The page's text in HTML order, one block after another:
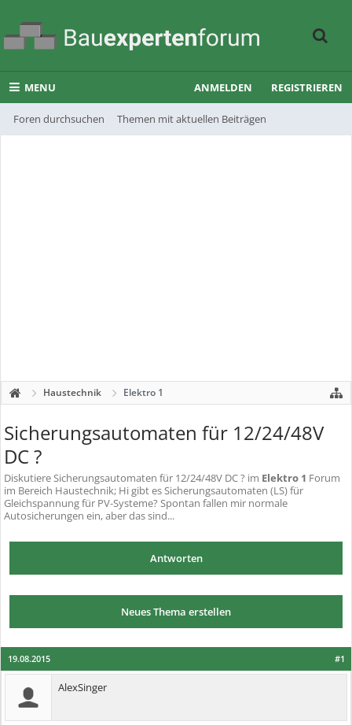
MENU
Foren durchsuchen Themen mit aktuellen Beiträgen
ANMELDEN REGISTRIEREN
Haustechnik Elektro 1
Sicherungsautomaten für 12/24/48V
DC ?
DiskutiereSicherungsautomaten für 12/24/48V DC ? im Elektro 1 Forum
im Bereich Haustechnik; Hi gibt es Sicherungsautomaten (LS) für
Gleichspannung für PV-Systeme? Spontan fallen mir normale
Autosicherungen ein, aber das sind...
Antworten
Neues Thema erstellen
#1
19.08.2015
AlexSinger